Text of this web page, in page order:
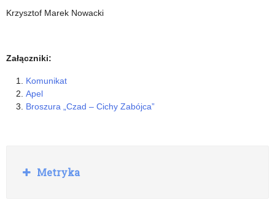
Krzysztof Marek Nowacki
Załączniki:
Komunikat
Apel
Broszura „Czad – Cichy Zabójca”
osoby
R
o
Metryka